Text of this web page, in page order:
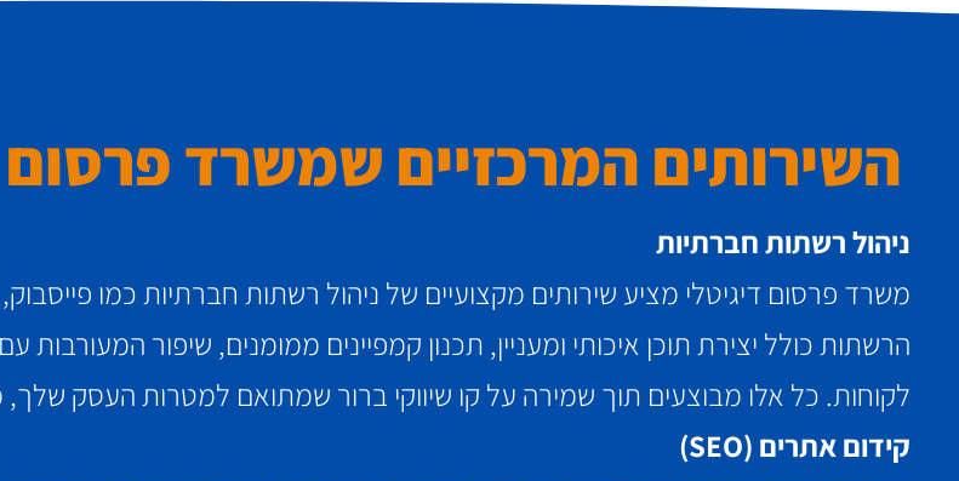
השירותים המרכזיים שמשרד פרסום
ניהול רשתות חברתיות
משרד פרסום דיגיטלי מציע שירותים מקצועיים של ניהול רשתות חברתיות כמו פייסבוק,
הרשתות כולל יצירת תוכן איכותי ומעניין, תכנון קמפיינים ממומנים, שיפור
לקוחות. כל אלו מבוצעים תוך שמירה על קו שיווקי ברור שמתואם למטרות העסק
קידום אתרים (SEO)